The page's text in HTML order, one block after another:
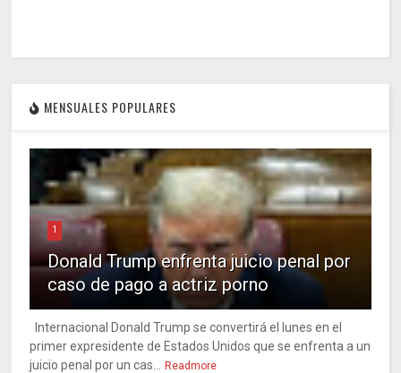
MENSUALES POPULARES
1
Donald Trump enfrenta juicio penal por
caso de pago a actriz porno
Internacional Donald Trump se convertirá el lunes en el
primer expresidente de Estados Unidos que se enfrenta a un
juicio penal por un cas...
Readmore